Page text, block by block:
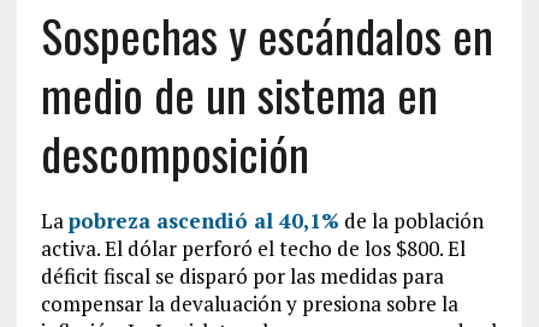
Sospechas y escándalos en
medio de un sistema en
descomposición
Lapobreza ascendió al 40,1% de la población
activa. El dólar perforó el techo de los $800. El
déficit fiscal se disparó por las medidas para
compensar la devaluación y presiona sobre la